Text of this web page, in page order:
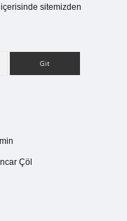
sitemizden
Çöl